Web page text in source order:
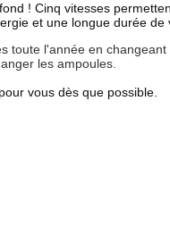
! Cinq vitesses
et une longue durée de
toute l'année en
les ampoules.
vous dès que possible.